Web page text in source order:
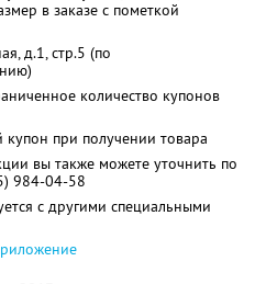
в заказе с пометкой
д.1, стр.5 (по
количество купонов
купон при получении товара
вы также можете уточнить по
984-04-58
с другими специальными